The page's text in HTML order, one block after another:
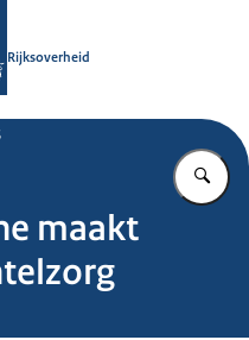
Rijksoverheid
maakt